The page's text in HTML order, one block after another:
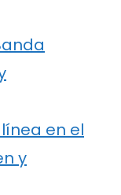
en el
y